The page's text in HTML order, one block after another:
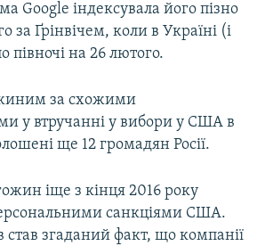
Google індексувала його пізно
за Ґрінвічем, коли в Україні (і
півночі на 26 лютого.
за схожими
у втручанні у вибори у США в
ще 12 громадян Росії.
іще з кінця 2016 року
санкціями США.
став згаданий факт, що компанії